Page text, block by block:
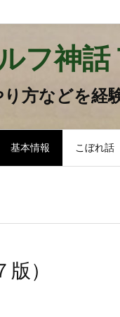
フ神話
方などを経
基本情報 こぼれ話
）